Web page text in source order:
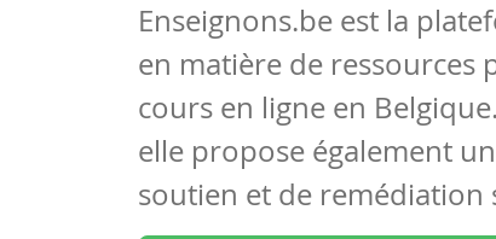
Enseignons.be est la
en matière de ressources
cours en ligne en
elle propose également
soutien et de remédiation